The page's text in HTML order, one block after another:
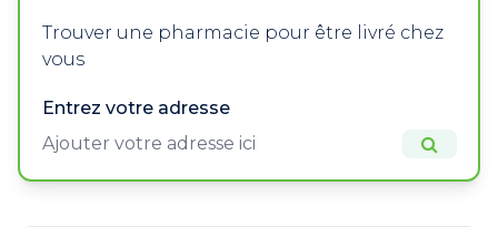
Trouver une pharmacie pour être livré chez
vous
Entrez votre adresse